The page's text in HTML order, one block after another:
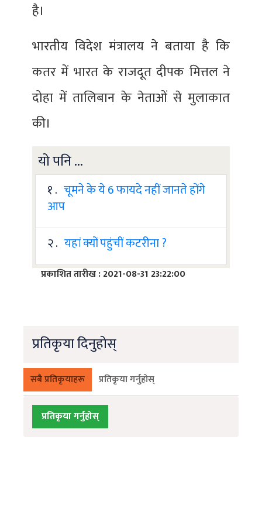
है।
भारतीय विदेश मंत्रालय ने बताया है कि
कतर में भारत के राजदूत दीपक मित्तल ने
दोहा में तालिबान के नेताओं से मुलाकात
की।
यो पनि ...
१ . चूमने के ये 6 फायदे नहीं जानते होंगे
आप
२ . यहां क्यों पहुंचीं कटरीना ?
प्रकाशित तारीख : 2021-08-31 23:22:00
प्रतिकृया दिनुहोस्
सबै प्रतिकृयाहरू प्रतिकृया गर्नुहोस्
प्रतिकृया गर्नुहोस्